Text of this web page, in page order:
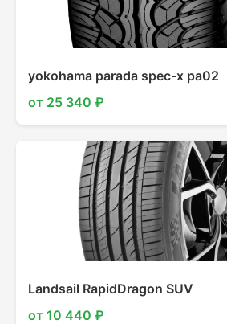
yokohama parada spec-x pa02
от 25 340 ₽
Landsail RapidDragon SUV
от 10 440 ₽